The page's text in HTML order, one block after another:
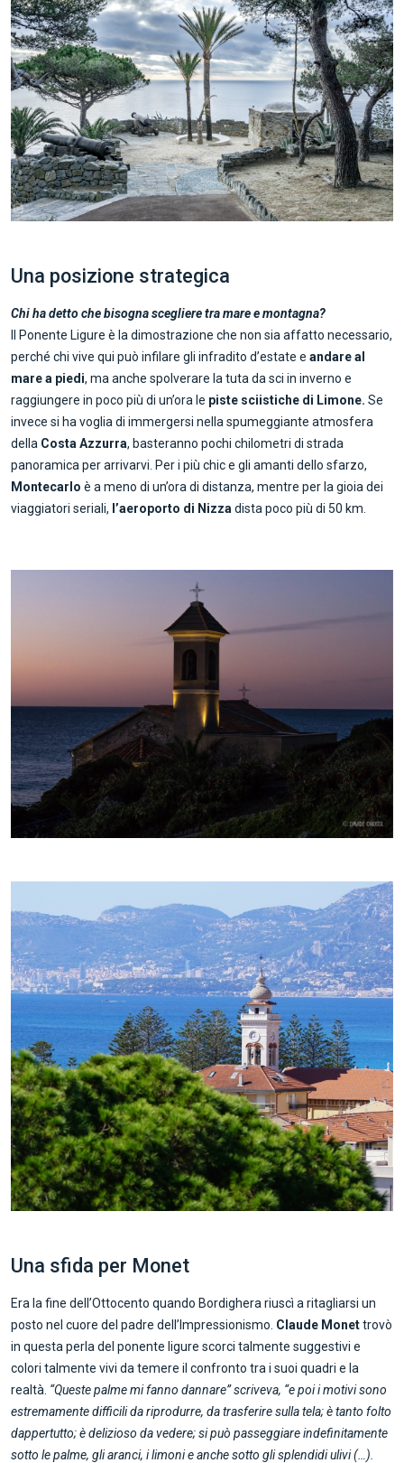
Una posizione strategica
Chi ha detto che bisogna scegliere tra mare e montagna?
Il Ponente Ligure è la dimostrazione che non sia affatto necessario,
perché chi vive qui può infilare gli infradito d’estate e andare al
mare a piedi, ma anche spolverare la tuta da sci in inverno e
raggiungere in poco più di un’ora le piste sciistiche di Limone. Se
invece si ha voglia di immergersi nella spumeggiante atmosfera
della Costa Azzurra, basteranno pochi chilometri di strada
panoramica per arrivarvi. Per i più chic e gli amanti dello sfarzo,
Montecarlo è a meno di un’ora di distanza, mentre per la gioia dei
viaggiatori seriali, l’aeroporto di Nizza dista poco più di 50 km.
Una sfida per Monet
Era la fine dell’Ottocento quando Bordighera riuscì a ritagliarsi un
posto nel cuore del padre dell’Impressionismo. Claude Monettrovò
in questa perla del ponente ligure scorci talmente suggestivi e
colori talmente vivi da temere il confronto tra i suoi quadri e la
realtà. “Queste palme mi fanno dannare” scriveva, “e poi i motivi sono
estremamente difficili da riprodurre, da trasferire sulla tela; è tanto folto
dappertutto; è delizioso da vedere; si può passeggiare indefinitamente
sotto le palme, gli aranci, i limoni e anche sotto gli splendidi ulivi (…).